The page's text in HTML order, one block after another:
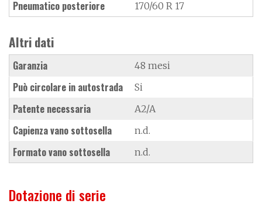
Pneumatico posteriore 170/60 R 17
Altri dati
Garanzia 48 mesi
Può circolare in autostrada Si
Patente necessaria A2/A
Capienza vano sottosella n.d.
Formato vano sottosella n.d.
Dotazione di serie